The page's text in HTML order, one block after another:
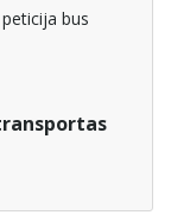
bus